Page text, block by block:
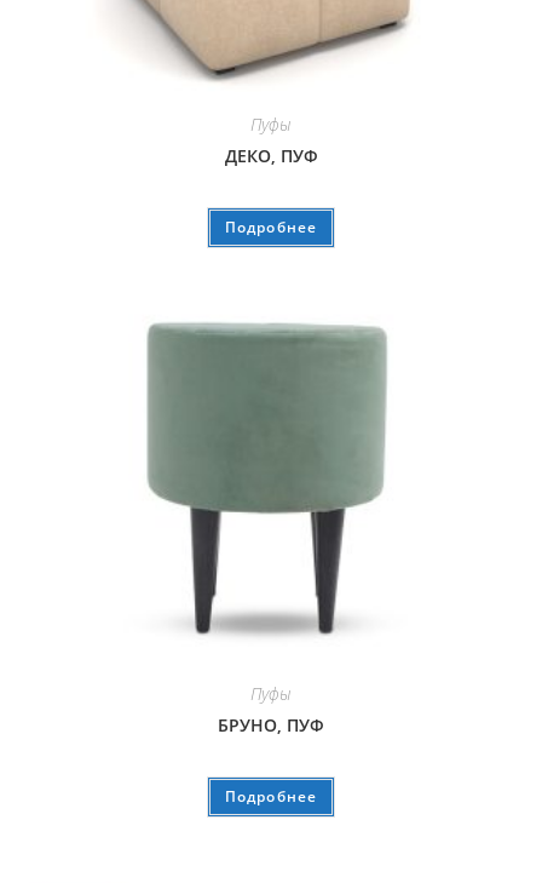
Пуфы
ДЕКО, ПУФ
Подробнее
Пуфы
БРУНО, ПУФ
Подробнее